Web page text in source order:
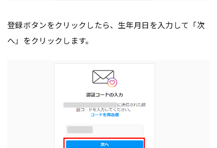
登録ボタンをクリックしたら、生年月日を入力して「次
へ」をクリックします。